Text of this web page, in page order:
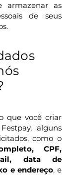
armazenar as
de seus
que você criar
alguns
como o
CPF,
data de
e endereço, e